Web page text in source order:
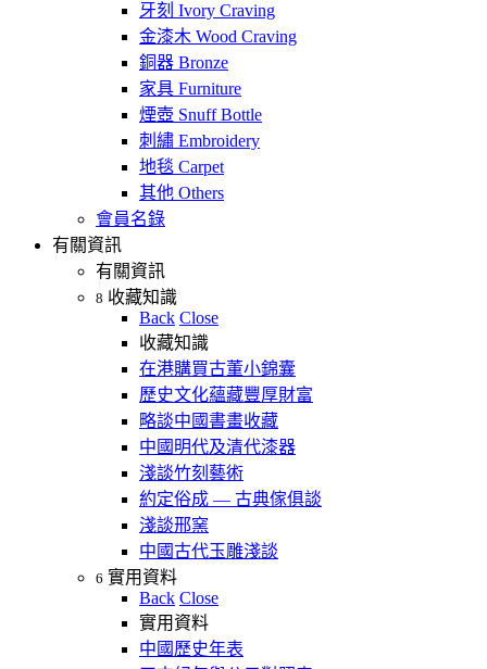
牙刻 Ivory Craving
金漆木 Wood Craving
銅器 Bronze
家具 Furniture
煙壺 Snuff Bottle
刺繡 Embroidery
地毯 Carpet
其他 Others
會員名錄
有關資訊
有關資訊
8 收藏知識
Back Close
收藏知識
在港購買古董小錦囊
歷史文化蘊藏豐厚財富
略談中國書畫收藏
中國明代及清代漆器
淺談竹刻藝術
約定俗成 — 古典傢俱談
淺談邢窯
中國古代玉雕淺談
6 實用資料
Back Close
實用資料
中國歷史年表